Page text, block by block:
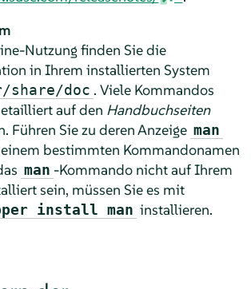
Nutzung finden Sie die
in Ihrem installierten System
share/doc . Viele Kommandos
auf den Handbuchseiten
Führen Sie zu deren Anzeige man
bestimmten Kommandonamen
man -Kommando nicht auf Ihrem
sein, müssen Sie es mit
install man installieren.